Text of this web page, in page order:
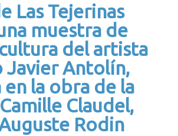
Las Tejerinas
muestra de
del artista
Javier Antolín,
la obra de la
Claudel,
Rodin